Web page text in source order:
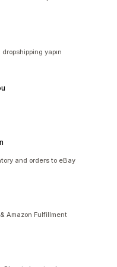
yapın
and orders to eBay
Amazon Fulfillment